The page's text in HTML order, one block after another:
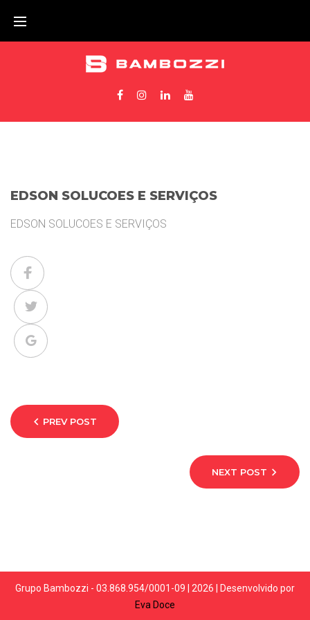
EDSON SOLUCOES E SERVIÇOS
EDSON SOLUCOES E SERVIÇOS
PREV POST
NEXT POST
Grupo Bambozzi - 03.868.954/0001-09 | 2026 | Desenvolvido por
Eva Doce